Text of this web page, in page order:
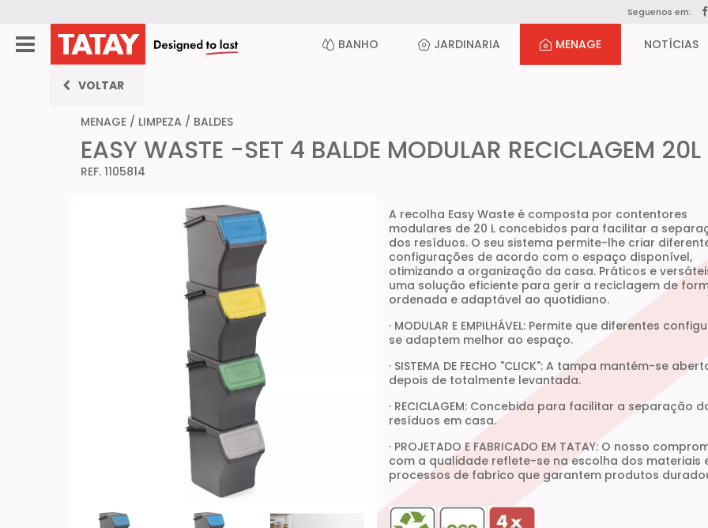
Seguenos em:
BANHO JARDINARIA MENAGE NOTÍCIAS
VOLTAR
MENAGE / LIMPEZA / BALDES
EASY WASTE -SET 4 BALDE MODULAR RECICLAGEM
REF. 1105814
A recolha Easy Waste é composta por contentores
modulares de 20 L concebidos para facilitar a
dos resíduos. O seu sistema permite-lhe criar
configurações de acordo com o espaço disponível,
otimizando a organização da casa. Práticos e
uma solução eficiente para gerir a reciclagem de
ordenada e adaptável ao quotidiano.
· MODULAR E EMPILHÁVEL: Permite que diferentes
se adaptem melhor ao espaço.
· SISTEMA DE FECHO "CLICK": A tampa mantém-se
depois de totalmente levantada.
· RECICLAGEM: Concebida para facilitar a separação
resíduos em casa.
· PROJETADO E FABRICADO EM TATAY: O nosso
com a qualidade reflete-se na escolha dos materiais
processos de fabrico que garantem produtos